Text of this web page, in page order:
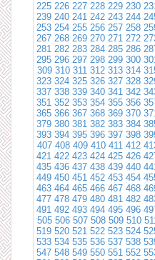
225 226 227 228 229 230
239 240 241 242 243 244
253 254 255 256 257 258
267 268 269 270 271 272
281 282 283 284 285 286
295 296 297 298 299 300
309 310 311 312 313 314
323 324 325 326 327 328
337 338 339 340 341 342
351 352 353 354 355 356
365 366 367 368 369 370
379 380 381 382 383 384
393 394 395 396 397 398
407 408 409 410 411 412
421 422 423 424 425 426
435 436 437 438 439 440
449 450 451 452 453 454
463 464 465 466 467 468
477 478 479 480 481 482
491 492 493 494 495 496
505 506 507 508 509 510
519 520 521 522 523 524
533 534 535 536 537 538
547 548 549 550 551 552